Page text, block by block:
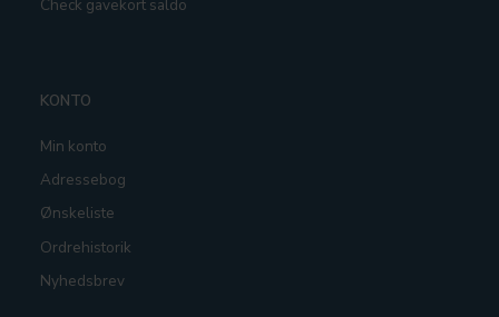
Check gavekort saldo
KONTO
Min konto
Adressebog
Ønskeliste
Ordrehistorik
Nyhedsbrev